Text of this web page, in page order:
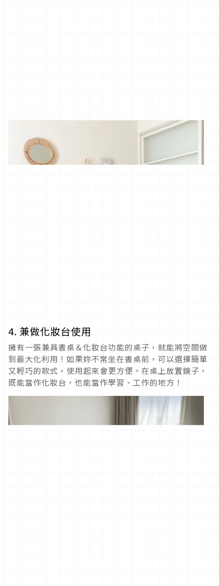
4. 兼做化妝台使用
擁有一張兼具書桌＆化妝台功能的桌子，就能將空間做
到最大化利用！如果妳不常坐在書桌前，可以選擇簡單
又輕巧的款式，使用起來會更方便。在桌上放置鏡子，
既能當作化妝台，也能當作學習、工作的地方！